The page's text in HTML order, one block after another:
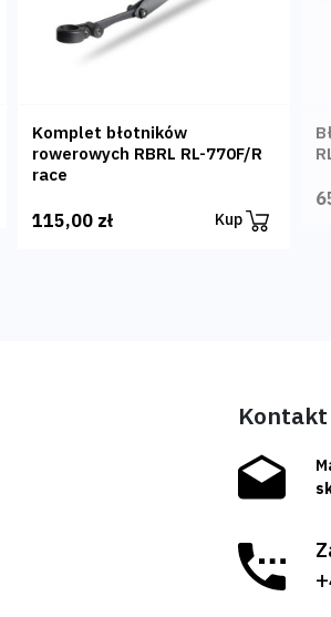
Komplet błotników
rowerowych RBRL RL-770F/R
race
115,00 zł Kup
Kontakt